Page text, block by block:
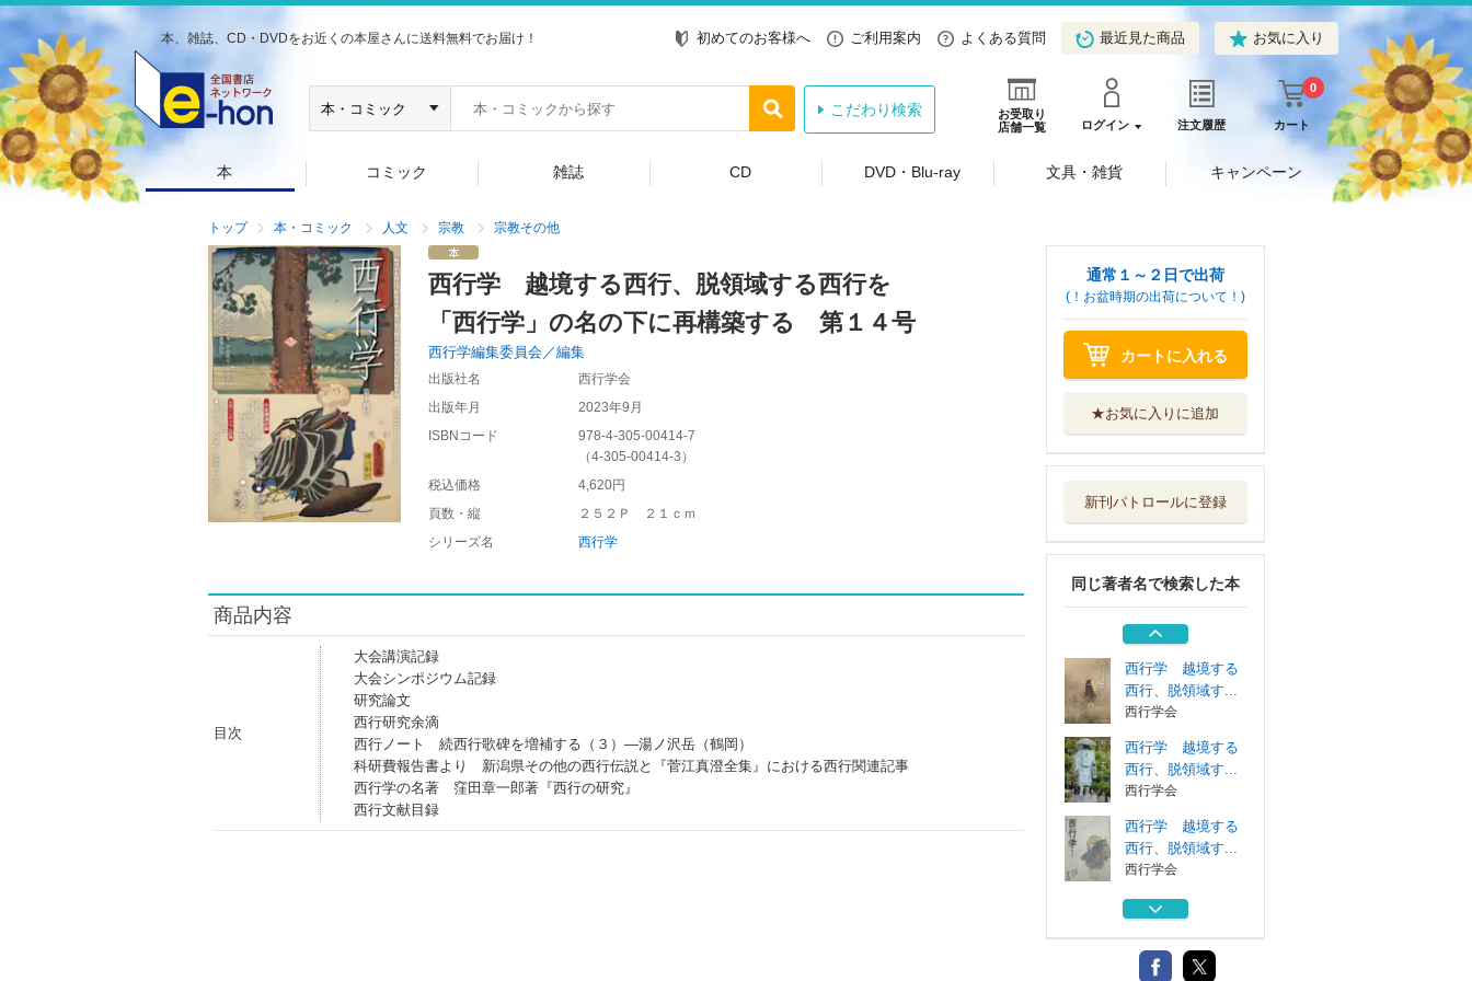
本、雑誌、CD・DVDをお近くの本屋さんに送料無料でお届け！ 初めてのお客様へ ご利用案内 よくある質問 最近見た商品 お気に入り
お受取り
店舗一覧
ログイン 注文履歴 カート
0
こだわり検索
本 コミック 雑誌 CD DVD・Blu-ray 文具・雑貨 キャンペーン
トップ 本・コミック 人文 宗教 宗教その他
西行学 越境する西行、脱領域する西行を
「西行学」の名の下に再構築する 第１４号
西行学編集委員会／編集
出版社名
西行学会
出版年月
2023年9月
ISBNコード
978-4-305-00414-7
（4-305-00414-3 ）
税込価格
4,620円
頁数・縦
２５２Ｐ ２１ｃｍ
シリーズ名
西行学
商品内容
目次
大会講演記録
大会シンポジウム記録
研究論文
西行研究余滴
西行ノート 続西行歌碑を増補する（３）―湯ノ沢岳（鶴岡）
科研費報告書より 新潟県その他の西行伝説と『菅江真澄全集』における西行関連記事
西行学の名著 窪田章一郎著『西行の研究』
西行文献目録
通常１～２日で出荷
(！お盆時期の出荷について！)
カートに入れる
★お気に入りに追加
新刊パトロールに登録
同じ著者名で検索した本
西行学 越境する
西行、脱領域す...
西行学 越境する
西行学会
西行学 越境する
西行、脱領域す...
西行学会
西行学 越境する
西行、脱領域す...
西行学会
西行学 越境する
西行、脱領域す...
西行学会
西行学 越境する
西行、脱領域す...
西行学会
西行学 越境する
西行学会